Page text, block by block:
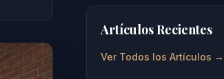
Artículos Recientes
Ver Todos los Artículos →